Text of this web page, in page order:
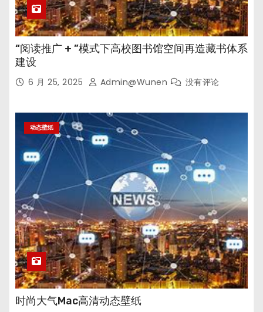
“阅读推广 + ”模式下高校图书馆空间再造藏书体系
建设
6 月 25, 2025 Admin@wunen 没有评论
动态壁纸
时尚大气Mac高清动态壁纸